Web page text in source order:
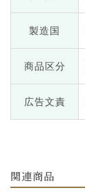
製造国
商品区分
広告文責
関連商品